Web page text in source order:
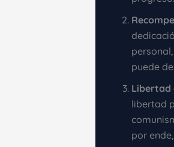
puede
Libertad
libertad
por